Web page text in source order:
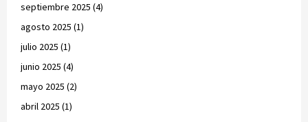
septiembre 2025 (4)
agosto 2025 (1)
julio 2025 (1)
junio 2025 (4)
mayo 2025 (2)
abril 2025 (1)